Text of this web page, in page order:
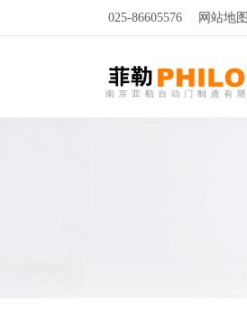
025-86605576 网站地图